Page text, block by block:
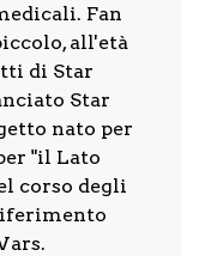
Fan
all'età
di Star
Star
nato per
"il Lato
corso degli